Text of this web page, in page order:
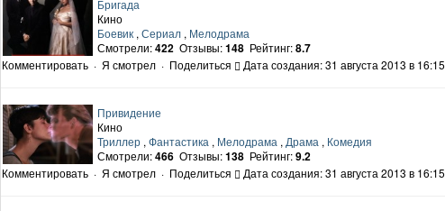
Бригада
Кино
Боевик , Сериал , Мелодрама
Смотрели:422 Отзывы:148 Рейтинг:8.7
Комментировать · Я смотрел · Поделиться Дата создания: 31 августа 2013 в 16:15
Привидение
Кино
Триллер , Фантастика , Мелодрама , Драма , Комедия
Смотрели:466 Отзывы:138 Рейтинг:9.2
Комментировать · Я смотрел · Поделиться Дата создания: 31 августа 2013 в 16:15